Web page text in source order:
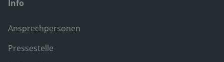
Info
Ansprechpersonen
Pressestelle